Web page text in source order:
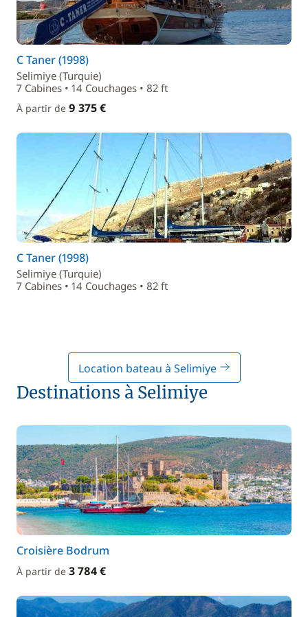
C Taner (1998)
Selimiye (Turquie)
7 Cabines • 14 Couchages • 82 ft
À partir de 9 375 €
C Taner (1998)
Selimiye (Turquie)
7 Cabines • 14 Couchages • 82 ft
Location bateau à Selimiye
Destinations à Selimiye
Croisière Bodrum
À partir de 3 784 €